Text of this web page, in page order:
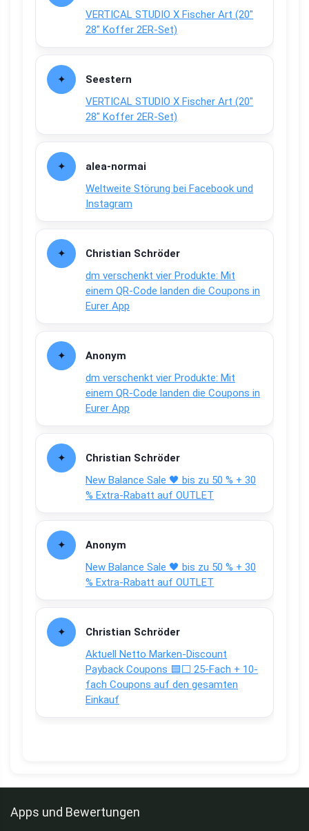
VERTICAL STUDIO X Fischer Art (20″
28″ Koffer 2ER-Set)
Seestern
VERTICAL STUDIO X Fischer Art (20″
28″ Koffer 2ER-Set)
alea-normai
Weltweite Störung bei Facebook und
Instagram
Christian Schröder
dm verschenkt vier Produkte: Mit
einem QR-Code landen die Coupons in
Eurer App
Anonym
dm verschenkt vier Produkte: Mit
einem QR-Code landen die Coupons in
Eurer App
Christian Schröder
New Balance Sale 🖤 bis zu 50 % + 30
% Extra-Rabatt auf OUTLET
Anonym
New Balance Sale 🖤 bis zu 50 % + 30
% Extra-Rabatt auf OUTLET
Christian Schröder
Aktuell Netto Marken-Discount
Payback Coupons 🟦⬜ 25-Fach + 10-
fach Coupons auf den gesamten
Einkauf
Apps und Bewertungen